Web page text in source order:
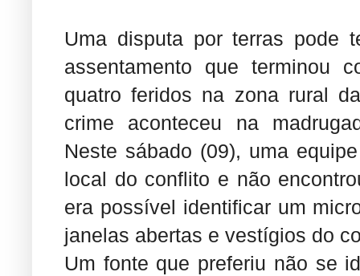
Uma disputa por terras pode
assentamento que terminou
quatro feridos na zona rural
crime aconteceu na
Neste sábado (09), uma
local do conflito e não
era possível identificar um
janelas abertas e vestígios do
Um fonte que preferiu não se